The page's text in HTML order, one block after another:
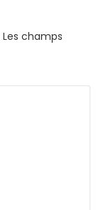
Les champs